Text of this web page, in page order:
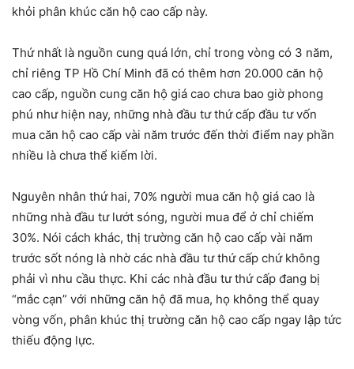
khỏi phân khúc căn hộ cao cấp này.
Thứ nhất là nguồn cung quá lớn, chỉ trong vòng có 3 năm,
chỉ riêng TP Hồ Chí Minh đã có thêm hơn 20.000 căn hộ
cao cấp, nguồn cung căn hộ giá cao chưa bao giờ phong
phú như hiện nay, những nhà đầu tư thứ cấp đầu tư vốn
mua căn hộ cao cấp vài năm trước đến thời điểm nay phần
nhiều là chưa thể kiếm lời.
Nguyên nhân thứ hai, 70% người mua căn hộ giá cao là
những nhà đầu tư lướt sóng, người mua để ở chỉ chiếm
30%. Nói cách khác, thị trường căn hộ cao cấp vài năm
trước sốt nóng là nhờ các nhà đầu tư thứ cấp chứ không
phải vì nhu cầu thực. Khi các nhà đầu tư thứ cấp đang bị
“mắc cạn” với những căn hộ đã mua, họ không thể quay
vòng vốn, phân khúc thị trường căn hộ cao cấp ngay lập tức
thiếu động lực.